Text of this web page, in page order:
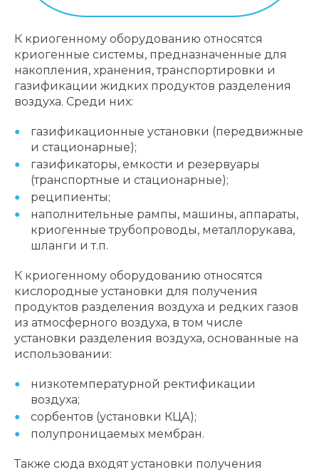
К криогенному оборудованию относятся
криогенные системы, предназначенные для
накопления, хранения, транспортировки и
газификации жидких продуктов разделения
воздуха. Среди них:
газификационные установки (передвижные
и стационарные);
газификаторы, емкости и резервуары
(транспортные и стационарные);
реципиенты;
наполнительные рампы, машины, аппараты,
криогенные трубопроводы, металлорукава,
шланги и т.п.
К криогенному оборудованию относятся
кислородные установки для получения
продуктов разделения воздуха и редких газов
из атмосферного воздуха, в том числе
установки разделения воздуха, основанные на
использовании:
низкотемпературной ректификации
воздуха;
сорбентов (установки КЦА);
полупроницаемых мембран.
Также сюда входят установки получения